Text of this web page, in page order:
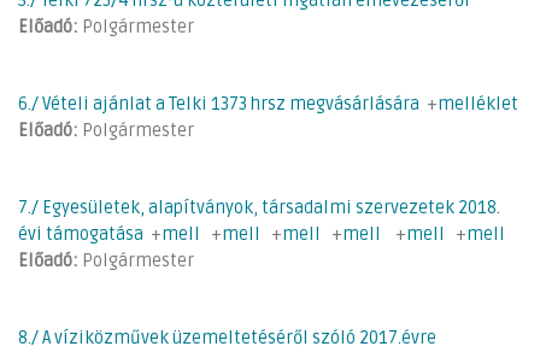
Előadó: Polgármester
6./ Vételi ajánlat a Telki 1373 hrsz megvásárlására +melléklet
Előadó: Polgármester
7./ Egyesületek, alapítványok, társadalmi szervezetek 2018.
évi támogatása +mell +mell +mell +mell +mell +mell
Előadó: Polgármester
8./ A víziközművek üzemeltetéséről szóló 2017.évre